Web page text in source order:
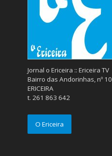
Jornal o Ericeira :: Ericeira TV
Bairro das Andorinhas, nº 10
ERICEIRA
t. 261 863 642
O Ericeira